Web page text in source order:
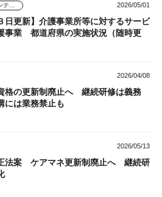
2026/05/01
日更新】介護事業所等に対するサービ
事業 都道府県の実施状況（随時更
2026/04/08
格の更新制廃止へ 継続研修は義務
には業務禁止も
2026/05/13
法案 ケアマネ更新制廃止へ 継続研